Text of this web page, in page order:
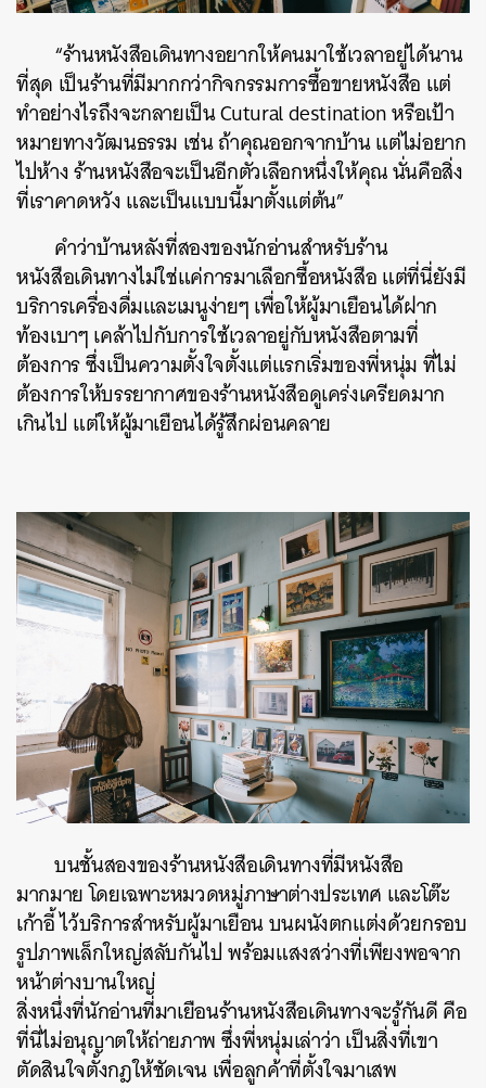
“ร้านหนังสือเดินทางอยากให้คนมาใช้เวลาอยู่ได้นาน
ที่สุด เป็นร้านที่มีมากกว่ากิจกรรมการซื้อขายหนังสือ แต่
ทำอย่างไรถึงจะกลายเป็น Cutural destination หรือเป้า
หมายทางวัฒนธรรม เช่น ถ้าคุณออกจากบ้าน แต่ไม่อยาก
ไปห้าง ร้านหนังสือจะเป็นอีกตัวเลือกหนึ่งให้คุณ นั่นคือสิ่ง
ที่เราคาดหวัง และเป็นแบบนี้มาตั้งแต่ต้น”
คำว่าบ้านหลังที่สองของนักอ่านสำหรับร้าน
หนังสือเดินทางไม่ใช่แค่การมาเลือกซื้อหนังสือ แต่ที่นี่ยังมี
บริการเครื่องดื่มและเมนูง่ายๆ เพื่อให้ผู้มาเยือนได้ฝาก
ท้องเบาๆ เคล้าไปกับการใช้เวลาอยู่กับหนังสือตามที่
ต้องการ ซึ่งเป็นความตั้งใจตั้งแต่แรกเริ่มของพี่หนุ่ม ที่ไม่
ต้องการให้บรรยากาศของร้านหนังสือดูเคร่งเครียดมาก
เกินไป แต่ให้ผู้มาเยือนได้รู้สึกผ่อนคลาย
บนชั้นสองของร้านหนังสือเดินทางที่มีหนังสือ
มากมาย โดยเฉพาะหมวดหมู่ภาษาต่างประเทศ และโต๊ะ
เก้าอี้ ไว้บริการสำหรับผู้มาเยือน บนผนังตกแต่งด้วยกรอบ
รูปภาพเล็กใหญ่สลับกันไป พร้อมแสงสว่างที่เพียงพอจาก
หน้าต่างบานใหญ่
สิ่งหนึ่งที่นักอ่านที่มาเยือนร้านหนังสือเดินทางจะรู้กันดี คือ
ที่นี่ไม่อนุญาตให้ถ่ายภาพ ซึ่งพี่หนุ่มเล่าว่า เป็นสิ่งที่เขา
ตัดสินใจตั้งกฎให้ชัดเจน เพื่อลูกค้าที่ตั้งใจมาเสพ